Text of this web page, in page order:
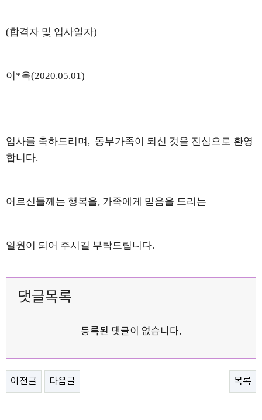
(합격자 및 입사일자)
이*욱(2020.05.01)
입사를 축하드리며 , 동부가족이 되신 것을 진심으로 환영
합니다.
어르신들께는 행복을, 가족에게 믿음을 드리는
일원이 되어 주시길 부탁드립니다.
댓글목록
등록된 댓글이 없습니다.
이전글 다음글 목록